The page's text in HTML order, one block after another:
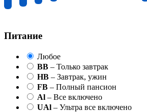
Питание
Любое
BB – Только завтрак
HB – Завтрак, ужин
FB – Полный пансион
Al – Все включено
UAl – Ультра все включено